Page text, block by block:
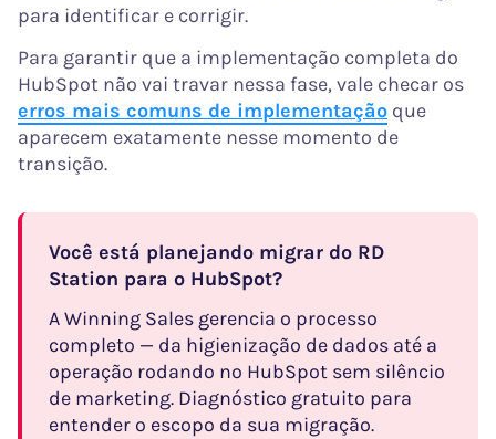
para identificar e corrigir.
Para garantir que a implementação completa do
HubSpot não vai travar nessa fase, vale checar os
erros mais comuns de implementação que
aparecem exatamente nesse momento de
transição.
Você está planejando migrar do RD
Station para o HubSpot?
A Winning Sales gerencia o processo
completo — da higienização de dados até a
operação rodando no HubSpot sem silêncio
de marketing. Diagnóstico gratuito para
entender o escopo da sua migração.